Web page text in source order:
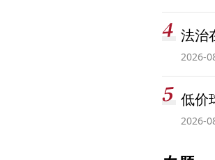
法治
2026-
低价
2026-